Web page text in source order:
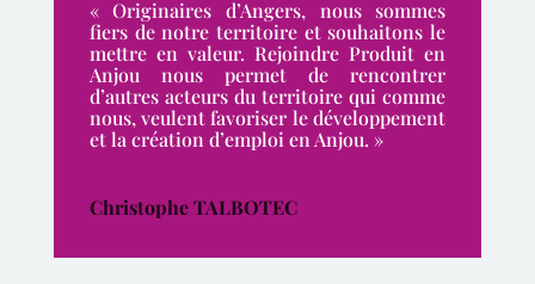
« Originaires d’Angers, nous sommes
fiers de notre territoire et souhaitons le
mettre en valeur. Rejoindre Produit en
Anjou nous permet de rencontrer
d’autres acteurs du territoire qui comme
nous, veulent favoriser le développement
et la création d’emploi en Anjou. »
Christophe TALBOTEC